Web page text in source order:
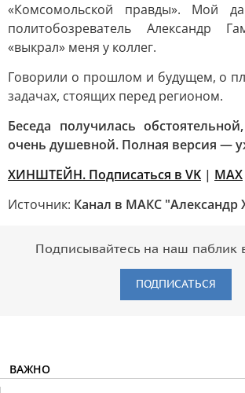
«Комсомольской правды». Мой
политобозреватель Александр
«выкрал» меня у коллег.
Говорили о прошлом и будущем, о
задачах, стоящих перед регионом.
Беседа получилась
очень душевной. Полная версия —
ХИНШТЕЙН. Подписаться в VK | MAX
Источник: Канал в МАКС "Александр
Подписывайтесь на наш паблик
ПОДПИСАТЬСЯ
ВАЖНО